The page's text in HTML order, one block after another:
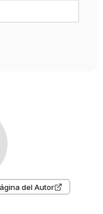
del Autor